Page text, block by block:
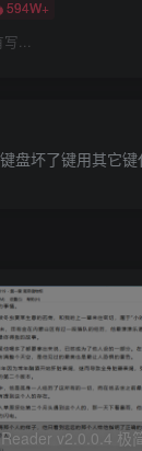
594W+
写...
盘坏了键用其它键